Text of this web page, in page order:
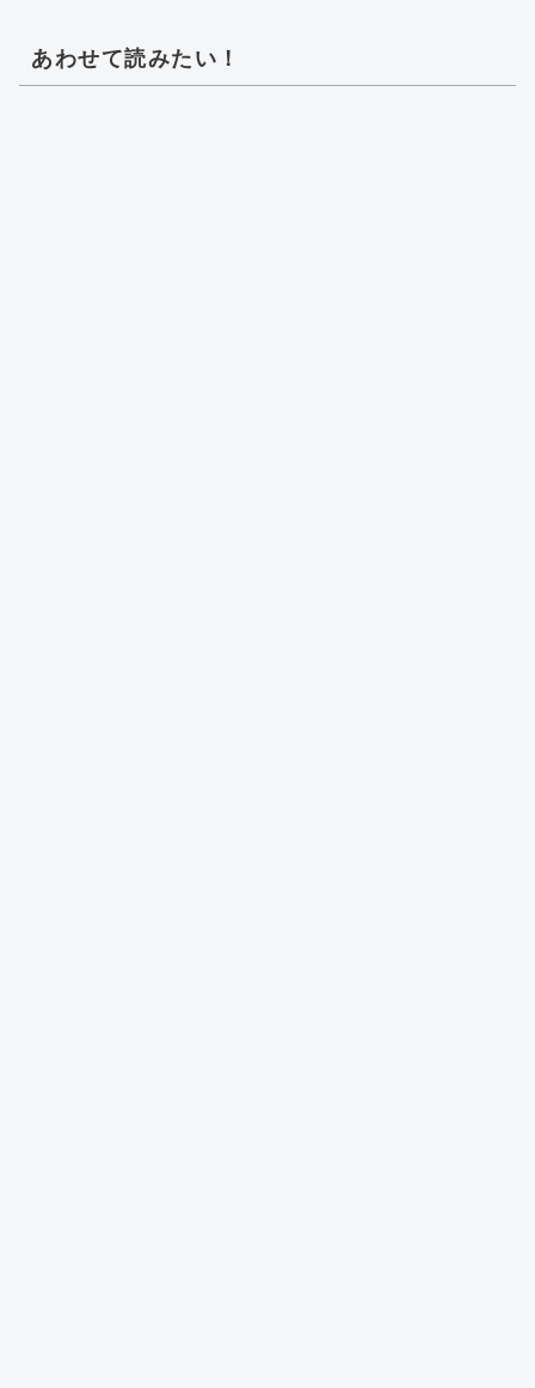
あわせて読みたい！